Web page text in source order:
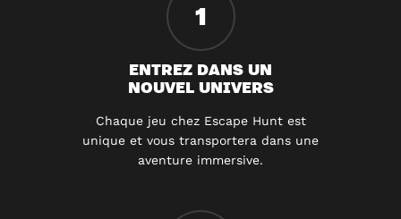
1
ENTREZ DANS UN
NOUVEL UNIVERS
Chaque jeu chez Escape Hunt est
unique et vous transportera dans une
aventure immersive.